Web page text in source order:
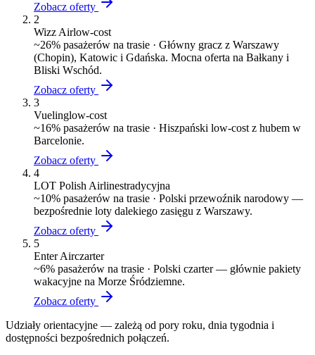
Zobacz oferty
2
Wizz Airlow-cost
~26% pasażerów na trasie · Główny gracz z Warszawy
(Chopin), Katowic i Gdańska. Mocna oferta na Bałkany i
Bliski Wschód.
Zobacz oferty
3
Vuelinglow-cost
~16% pasażerów na trasie · Hiszpański low-cost z hubem w
Barcelonie.
Zobacz oferty
4
LOT Polish Airlinestradycyjna
~10% pasażerów na trasie · Polski przewoźnik narodowy —
bezpośrednie loty dalekiego zasięgu z Warszawy.
Zobacz oferty
5
Enter Airczarter
~6% pasażerów na trasie · Polski czarter — głównie pakiety
wakacyjne na Morze Śródziemne.
Zobacz oferty
Udziały orientacyjne — zależą od pory roku, dnia tygodnia i
dostępności bezpośrednich połączeń.